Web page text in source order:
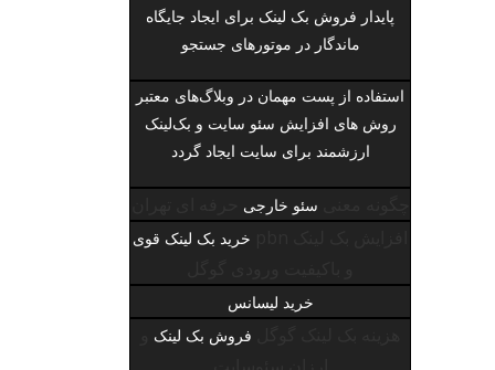
پایدار فروش بک لینک برای ایجاد جایگاه
ماندگار در موتورهای جستجو
استفاده از پست مهمان در وبلاگ‌های معتبر
روش های افزایش سئو سایت و بک‌لینک
ارزشمند برای سایت ایجاد گردد
سئو خارجی
خرید بک لینک قوی
خرید لیسانس
فروش بک لینک